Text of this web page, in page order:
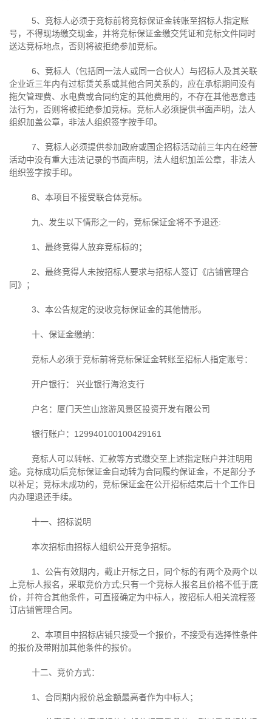
5、竞标人必须于竞标前将竞标保证金转账至招标人指定账
号，不得现场缴交现金，并将竞标保证金缴交凭证和竞标文件同时
送达竞标地点，否则将被拒绝参加竞标。
6、竞标人（包括同一法人或同一合伙人）与招标人及其关联
企业近三年内有过标赁关系或其他合同关系的，应在承标期间没有
拖欠管理费、水电费或合同约定的其他费用的，不存在其他恶意违
法行为，否则将被拒绝参加竞标。竞标人必须提供书面声明，法人
组织加盖公章，非法人组织签字按手印。
7、竞标人必须提供参加政府或国企招标活动前三年内在经营
活动中没有重大违法记录的书面声明，法人组织加盖公章，非法人
组织签字按手印。
8、本项目不接受联合体竞标。
九、发生以下情形之一的，竞标保证金将不予退还:
1、最终竞得人放弃竞标标的；
2、最终竞得人未按招标人要求与招标人签订《店铺管理合
同》；
3、本公告规定的没收竞标保证金的其他情形。
十、保证金缴纳：
竞标人必须于竞标前将竞标保证金转账至招标人指定账号：
开户银行： 兴业银行海沧支行
户名：厦门天竺山旅游风景区投资开发有限公司
银行账户： 129940100100429161
竞标人可以转帐、汇款等方式缴交至上述指定账户并注明用
途。竞标成功后竞标保证金自动转为合同履约保证金，不足部分予
以补足；竞标未成功的，竞标保证金在公开招标结束后十个工作日
内办理退还手续。
十一、招标说明
本次招标由招标人组织公开竞争招标。
1、公告有效期内，截止开标之日，同个标的有两个及两个以
上竞标人报名，采取竞价方式;只有一个竞标人报名且价格不低于底
价，并符合其他条件，可直接确定为中标人，按招标人相关流程签
订店铺管理合同。
2、本项目中招标店铺只接受一个报价，不接受有选择性条件
的报价及带附加其他条件的报价。
十二、竞价方式：
1、合同期内报价总金额最高者作为中标人；